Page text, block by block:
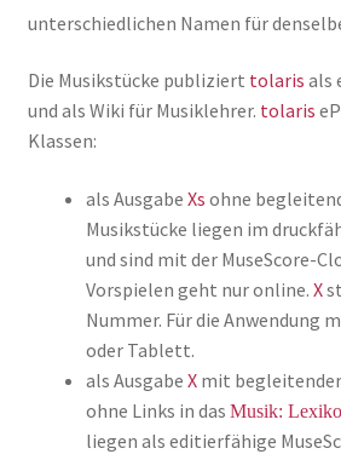
unterschiedlichen Namen für
Die Musikstücke publiziert tolaris als
und als Wiki für Musiklehrer. tolaris
Klassen:
als Ausgabe Xs ohne
Musikstücke liegen im
und sind mit der MuseScore-
Vorspielen geht nur online. X
Nummer. Für die Anwendung
oder Tablett.
als Ausgabe Xmit
ohne Links in das Musik:
liegen als editierfähige